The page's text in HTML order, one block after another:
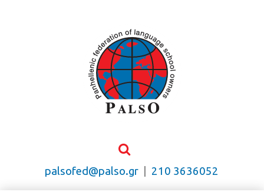
palsofed@palso.gr 210 3636052